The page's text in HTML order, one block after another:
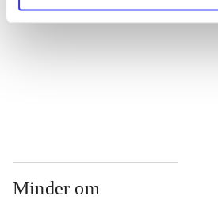
Minder om